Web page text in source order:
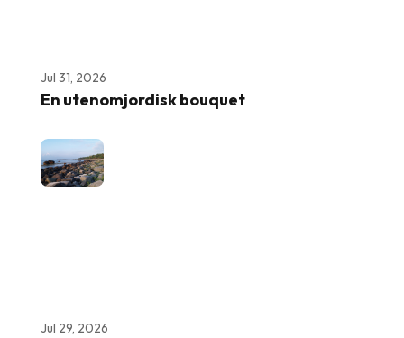
Jul 31, 2026
En utenomjordisk bouquet
Jul 29, 2026